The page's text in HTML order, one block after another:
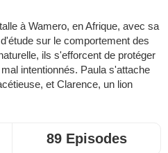
à Wamero, en Afrique, avec sa
sur le comportement des
ils s'efforcent de protéger
intentionnés. Paula s'attache
et Clarence, un lion
89 Episodes